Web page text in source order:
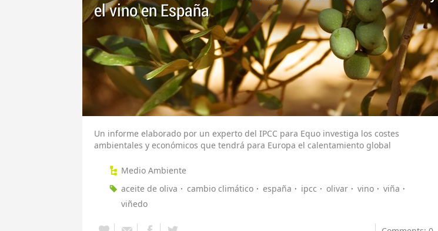
el vino en España
Un informe elaborado por un experto del IPCC para Equo investiga los costes
ambientales y económicos que tendrá para Europa el calentamiento global
Medio Ambiente
aceite de oliva
cambio climático españa ipcc olivar vino
viña
viñedo